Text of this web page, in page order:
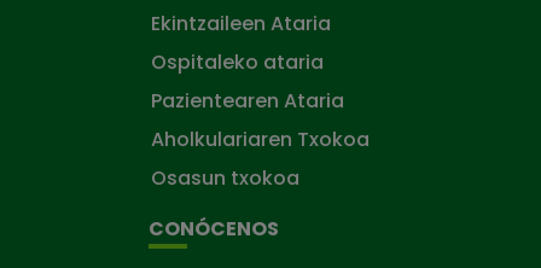
Ekintzaileen Ataria
Ospitaleko ataria
Pazientearen Ataria
Aholkulariaren Txokoa
Osasun txokoa
CONÓCENOS